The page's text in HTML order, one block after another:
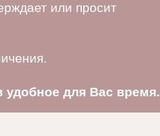
или просит
для Вас время.